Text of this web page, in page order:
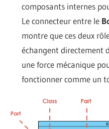
composants internes
Le connecteur entre le
montre que ces deux
échangent directement
une force mécanique
fonctionner comme un